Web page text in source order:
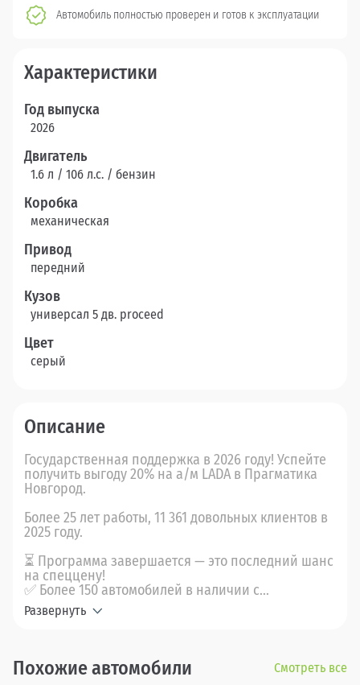
Автомобиль полностью проверен и готов к эксплуатации
Характеристики
Год выпуска
2026
Двигатель
1.6 л / 106 л.c. / бензин
Коробка
механическая
Привод
передний
Кузов
универсал 5 дв. proceed
Цвет
серый
Описание
Государственная поддержка в 2026 году! Успейте
получить выгоду 20% на а/м LADA в Прагматика
Новгород.
Более 25 лет работы, 11 361 довольных клиентов в
2025 году.
⏳ Программа завершается — это последний шанс
на спеццену!
✅ Более 150 автомобилей в наличии с...
Развернуть
Похожие автомобили Смотреть все